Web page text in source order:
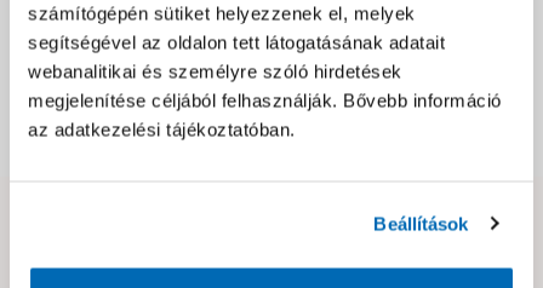
számítógépén sütiket helyezzenek el, melyek
segítségével az oldalon tett látogatásának adatait
webanalitikai és személyre szóló hirdetések
megjelenítése céljából felhasználják. Bővebb információ
az adatkezelési tájékoztatóban.
Beállítások
Csomagolási és súly információk
Dokumentumok, felelős személy
Hibát találtál az oldalon vagy a termék leírásában?